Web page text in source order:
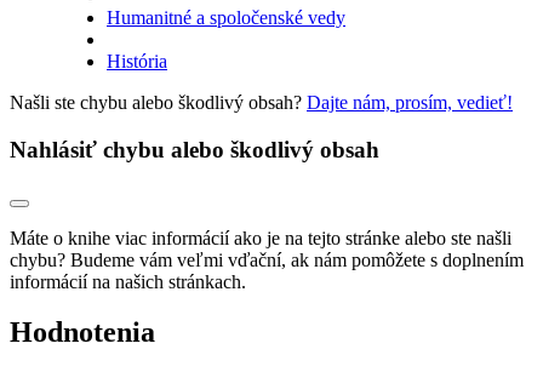
Humanitné a spoločenské vedy
História
Našli ste chybu alebo škodlivý obsah? Dajte nám, prosím, vedieť!
Nahlásiť chybu alebo škodlivý obsah
Máte o knihe viac informácií ako je na tejto stránke alebo ste našli
chybu? Budeme vám veľmi vďační, ak nám pomôžete s doplnením
informácií na našich stránkach.
Hodnotenia